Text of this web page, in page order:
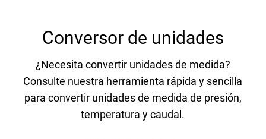
Conversor de unidades
¿Necesita convertir unidades de medida?
Consulte nuestra herramienta rápida y sencilla
para convertir unidades de medida de presión,
temperatura y caudal.